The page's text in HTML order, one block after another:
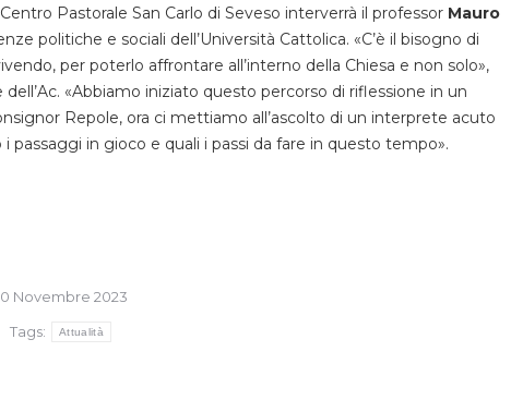
Pastorale San Carlo di Seveso interverrà il professor Mauro
politiche e sociali dell’Università Cattolica. «C’è il bisogno di
per poterlo affrontare all’interno della Chiesa e non solo»,
dell’Ac. «Abbiamo iniziato questo percorso di riflessione in un
Repole, ora ci mettiamo all’ascolto di un interprete acuto
in gioco e quali i passi da fare in questo tempo».
Novembre 2023
Tags:
Attualità